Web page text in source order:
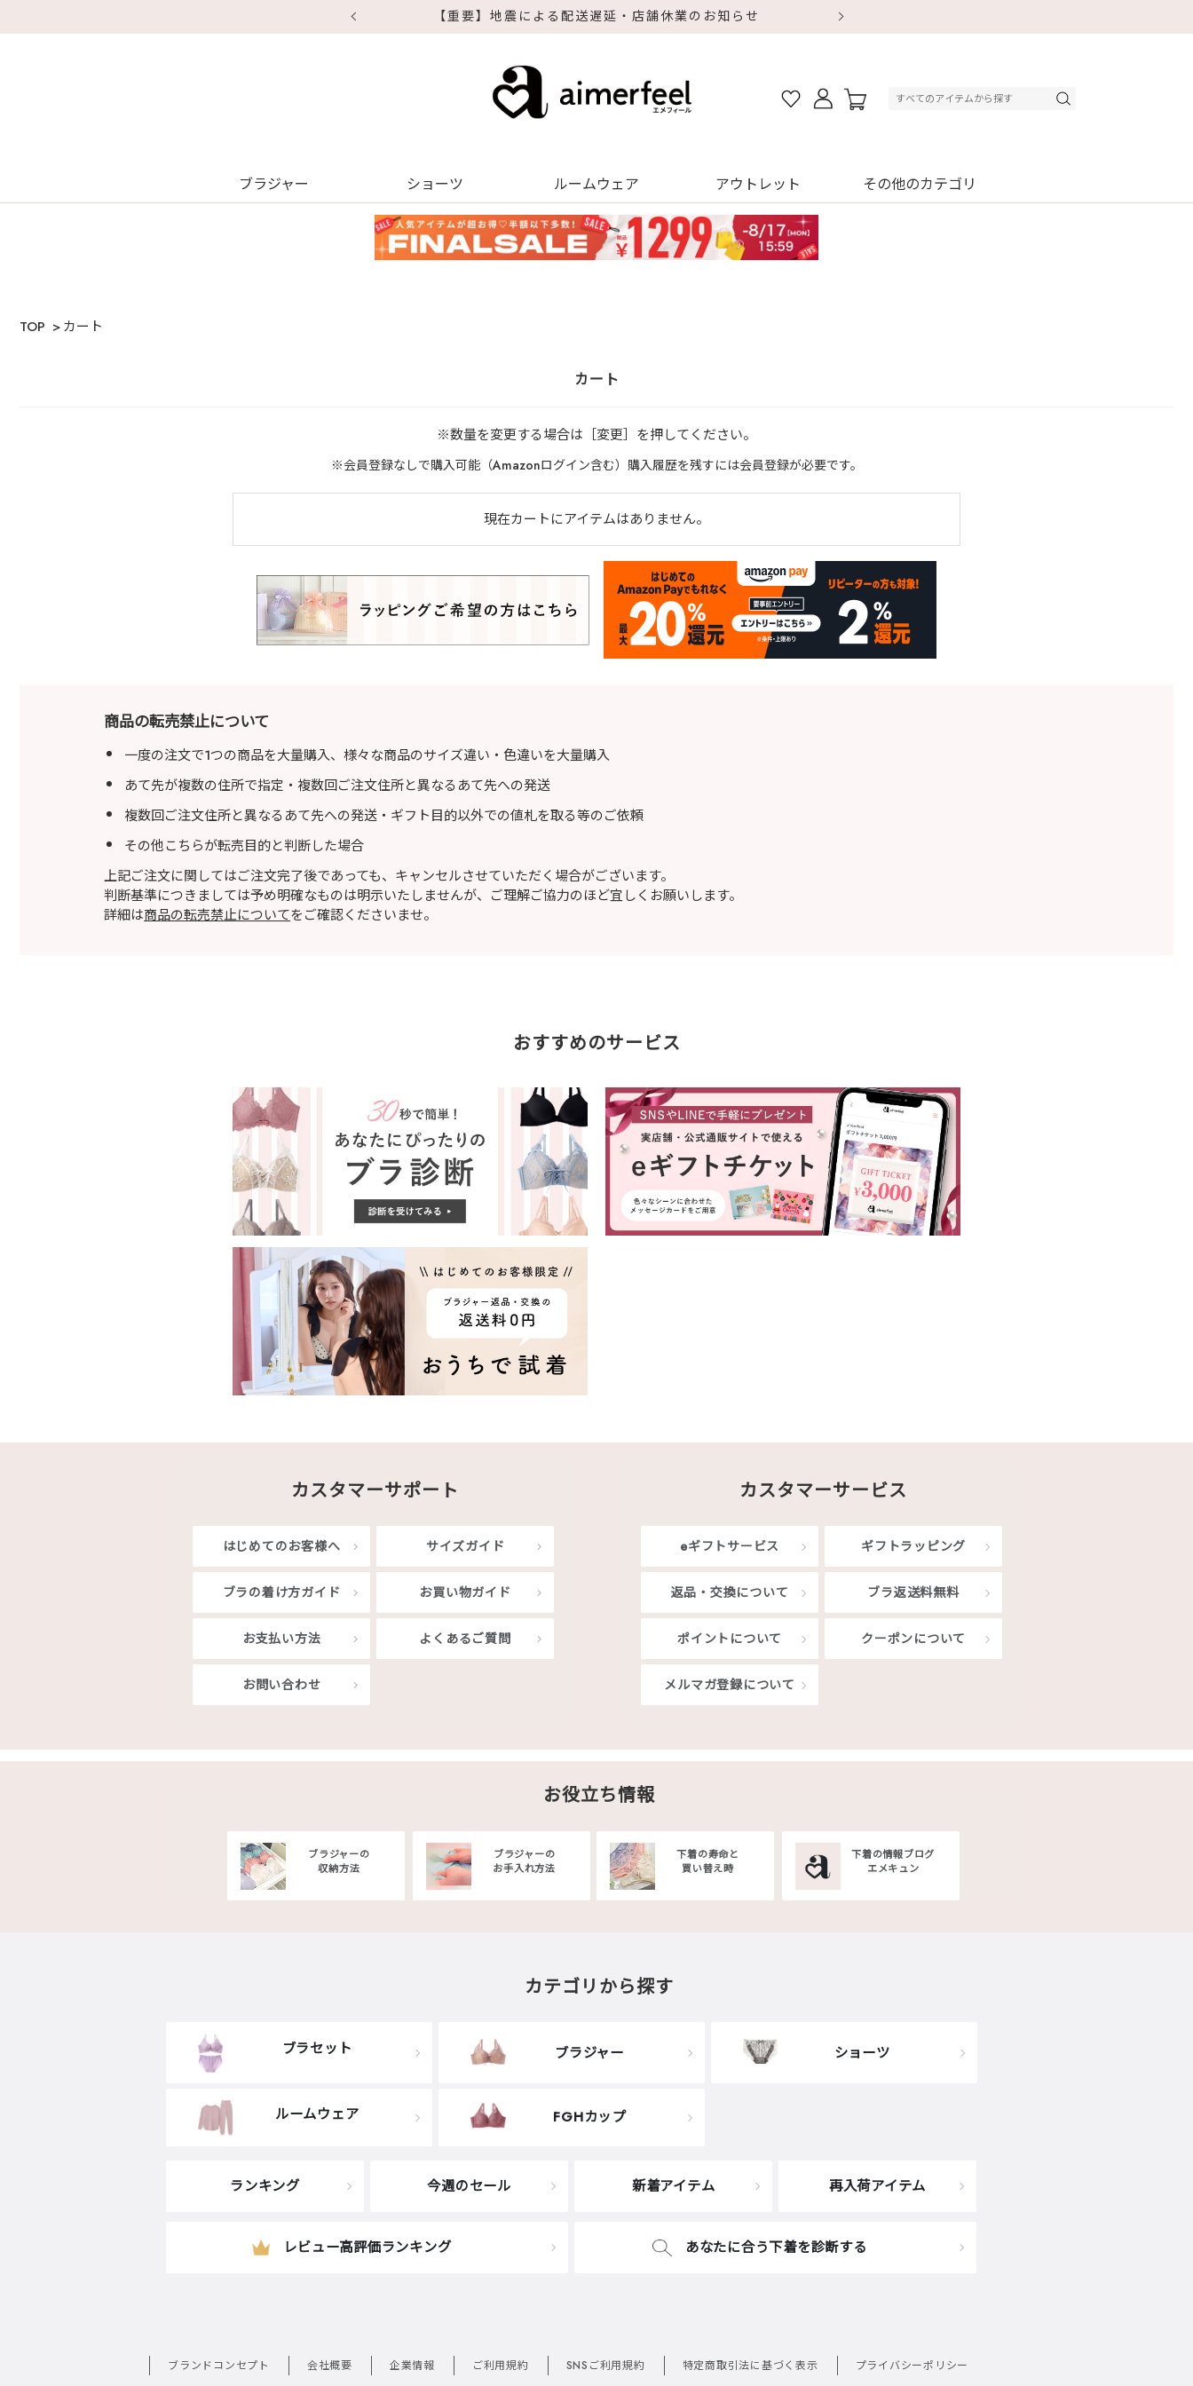
ブラジャー ショーツ ルームウェア アウトレット その他のカテゴリ
TOP カート
カート
※数量を変更する場合は［変更］を押してください。
※会員登録なしで購入可能（Amazonログイン含む）購入履歴を残すには会員登録が必要です。
現在カートにアイテムはありません。
商品の転売禁止について
一度の注文で1つの商品を大量購入、様々な商品のサイズ違い・色違いを大量購入
あて先が複数の住所で指定・複数回ご注文住所と異なるあて先への発送
複数回ご注文住所と異なるあて先への発送・ギフト目的以外での値札を取る等のご依頼
その他こちらが転売目的と判断した場合
上記ご注文に関してはご注文完了後であっても、キャンセルさせていただく場合がございます。
判断基準につきましては予め明確なものは明示いたしませんが、ご理解ご協力のほど宜しくお願いします。
詳細は商品の転売禁止についてをご確認くださいませ。
おすすめのサービス
カスタマーサポート
はじめてのお客様へ サイズガイド
ブラの着け方ガイド お買い物ガイド
お支払い方法 よくあるご質問
お問い合わせ
カスタマーサービス
eギフトサービス ギフトラッピング
返品・交換について ブラ返送料無料
ポイントについて クーポンについて
メルマガ登録について
お役立ち情報
ブラジャーの
収納方法
ブラジャーの
お手入れ方法
下着の寿命と
買い替え時
下着の情報ブログ
エメキュン
カテゴリから探す
ブラセット ブラジャー ショーツ
ルームウェア FGHカップ
ランキング 今週のセール 新着アイテム 再入荷アイテム
レビュー高評価ランキング あなたに合う下着を診断する
ブランドコンセプト 会社概要 企業情報 ご利用規約 SNSご利用規約 特定商取引法に基づく表示 プライバシーポリシー